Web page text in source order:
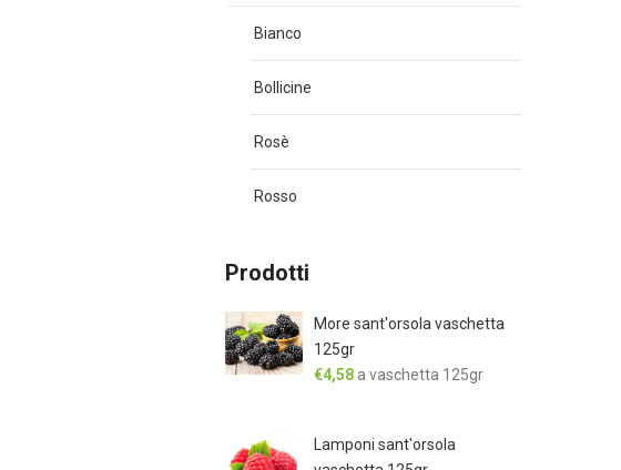
Bianco
Bollicine
Rosè
Rosso
Prodotti
More sant'orsola vaschetta
125gr
€4,58 a vaschetta 125gr
Lamponi sant'orsola